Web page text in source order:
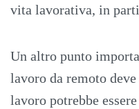
vita lavorativa, in
Un altro punto
lavoro da remoto
lavoro potrebbe